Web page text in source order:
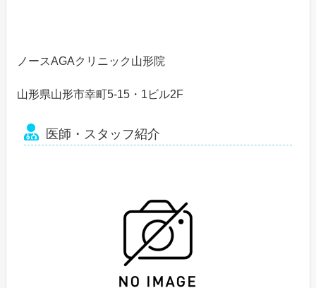
ノースAGAクリニック山形院
山形県山形市幸町5-15・1ビル2F
医師・スタッフ紹介